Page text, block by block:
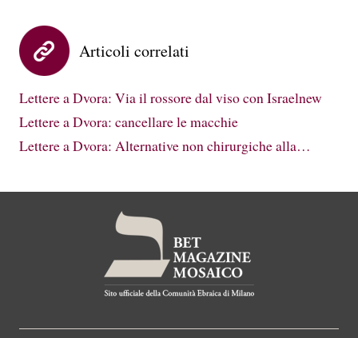
Articoli correlati
Lettere a Dvora: Via il rossore dal viso con Israelnew
Lettere a Dvora: cancellare le macchie
Lettere a Dvora: Alternative non chirurgiche alla…